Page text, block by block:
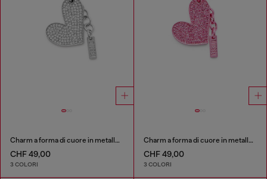
Charm a forma di cuore in metallo con strass
CHF 49,00
3 COLORI
Charm a forma di cuore in metallo con strass
CHF 49,00
3 COLORI